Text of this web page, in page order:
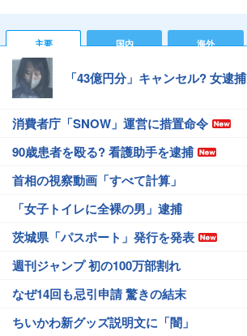
主要 国内 海外
「43億円分」キャンセル? 女逮捕
消費者庁「SNOW」運営に措置命令
90歳患者を殴る? 看護助手を逮捕
首相の視察動画「すべて計算」
「女子トイレに全裸の男」逮捕
茨城県「パスポート」発行を発表
週刊ジャンプ 初の100万部割れ
なぜ14回も忌引申請 驚きの結末
ちいかわ新グッズ説明文に「闇」